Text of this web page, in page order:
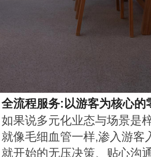
全流程服务:以游客为核心的
如果说多元化业态与场景是
就像毛细血管一样,渗入游客
就开始的无压决策、贴心沟